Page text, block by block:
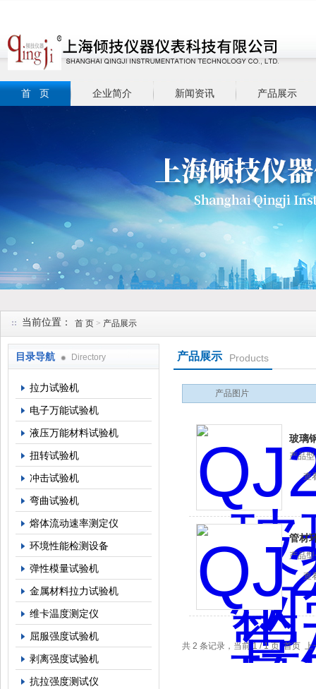
首 页 企业简介 新闻资讯 产品展示
当前位置： 首 页 > 产品展示
目录导航 Directory
拉力试验机
电子万能试验机
液压万能材料试验机
扭转试验机
冲击试验机
弯曲试验机
熔体流动速率测定仪
环境性能检测设备
弹性模量试验机
金属材料拉力试验机
维卡温度测定仪
屈服强度试验机
剥离强度试验机
抗拉强度测试仪
产品展示 Products
产品图片
玻璃
产品
查
管材
产品
查
共 2 条记录，当前 1 / 1 页 首页